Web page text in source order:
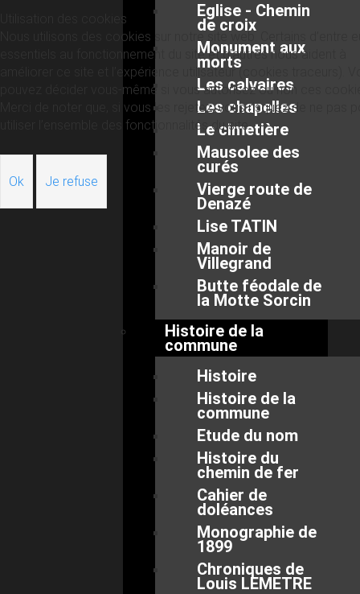
Eglise - Chemin
de croix
Monument aux
morts
Les calvaires
Les chapelles
Le cimetière
Mausolee des
curés
Vierge route de
Denazé
Lise TATIN
Manoir de
Villegrand
Butte féodale de
la Motte Sorcin
Histoire de la
commune
Histoire
Histoire de la
commune
Etude du nom
Histoire du
chemin de fer
Cahier de
doléances
Monographie de
1899
Chroniques de
Louis LEMETRE
Utilisation des cookies
Nous utilisons des cookies sur notre site web. Certains d’entre
essentiels au fonctionnement du site et d’autres nous aident à
améliorer ce site et l’expérience utilisateur (cookies traceurs).
pouvez décider vous-même si vous autorisez ou non ces
Merci de noter que, si vous les rejetez, vous risquez de ne pas
utiliser l’ensemble des fonctionnalités du site.
Ok Je refuse